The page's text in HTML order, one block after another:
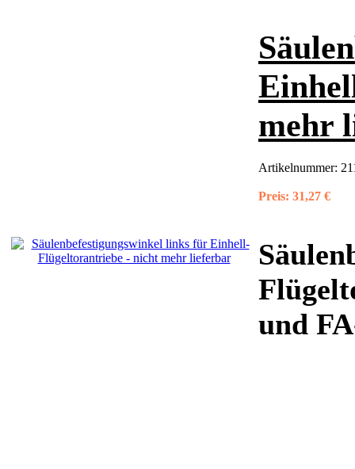
mehr
Artikelnummer:
Preis: 31,27 €
und